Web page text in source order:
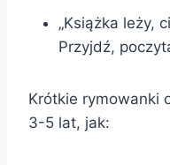
„Książka leży,
Przyjdź,
Krótkie rymowanki
3-5 lat, jak: